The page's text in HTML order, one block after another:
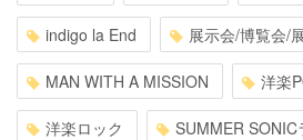
indigo la End 展示会/博覧会/
MAN WITH A MISSION 洋楽
洋楽ロック SUMMER SONIC